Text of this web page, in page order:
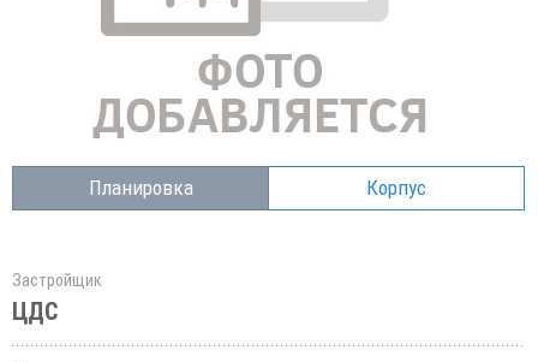
Планировка Корпус
Застройщик
ЦДС